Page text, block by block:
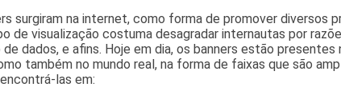
surgiram na internet, como forma de promover diversos
de visualização costuma desagradar internautas por
dados, e afins. Hoje em dia, os banners estão presentes
também no mundo real, na forma de faixas que são
las em: